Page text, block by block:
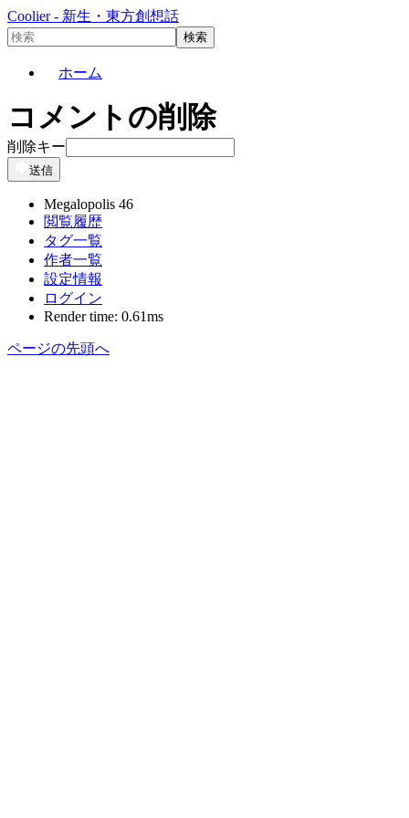
Coolier - 新生・東方創想話
ホーム
コメントの削除
削除キー
送信
Megalopolis 46
閲覧履歴
タグ一覧
作者一覧
設定情報
ログイン
Render time: 0.61ms
ページの先頭へ